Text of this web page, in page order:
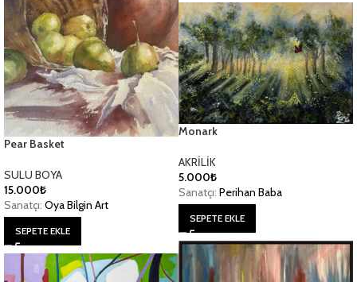
Pear Basket
SULU BOYA
15.000₺
Sanatçı: Oya Bilgin Art
SEPETE EKLE
Monark
AKRİLİK
5.000₺
Sanatçı: Perihan Baba
SEPETE EKLE